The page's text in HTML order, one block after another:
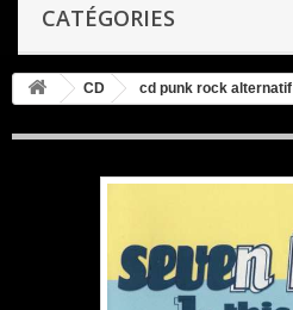
CATÉGORIES
CD cd punk rock alternatif